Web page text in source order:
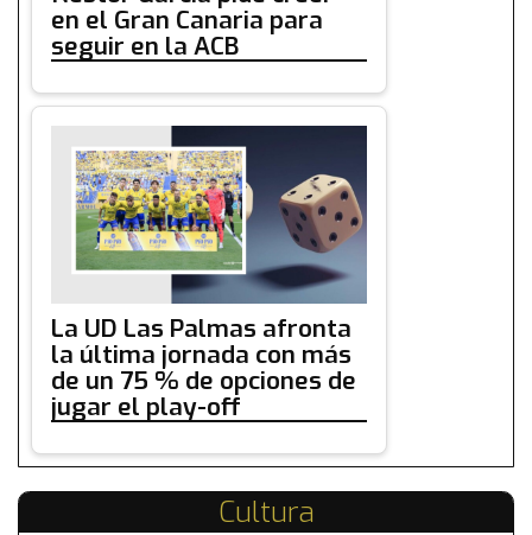
en el Gran Canaria para
seguir en la ACB
La UD Las Palmas afronta
la última jornada con más
de un 75 % de opciones de
jugar el play-off
Cultura